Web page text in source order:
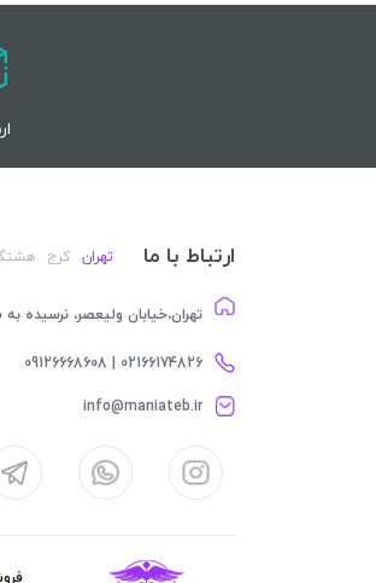
ارتباط با ما تهران کرج
تهران،خیابان ولیعصر، نرسیده
02166174826 | 09126668608
info@maniateb.ir